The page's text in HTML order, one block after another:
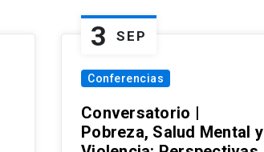
3 SEP
Conferencias
Conversatorio |
Pobreza, Salud Mental y